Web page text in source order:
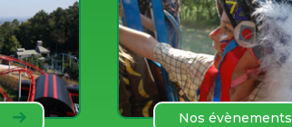
Nos évènements